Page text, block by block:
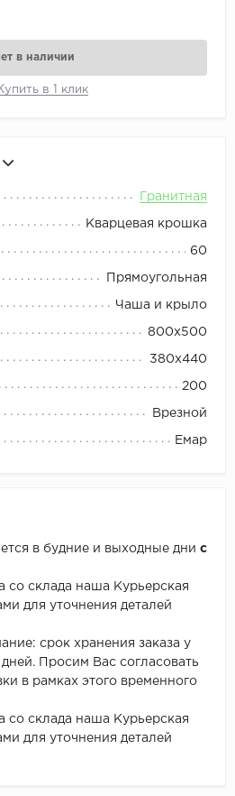
в наличии
в 1 клик
Гранитная
Кварцевая крошка
60
Прямоугольная
Чаша и крыло
800х500
380х440
200
Врезной
Емар
в будние и выходные дни с
со склада наша Курьерская
для уточнения деталей
срок хранения заказа у
дней. Просим Вас согласовать
в рамках этого временного
со склада наша Курьерская
для уточнения деталей